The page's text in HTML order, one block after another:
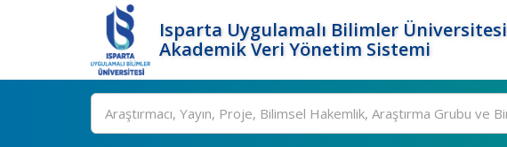
Isparta Uygulamalı Bilimler Üniversitesi
Akademik Veri Yönetim Sistemi
Ara